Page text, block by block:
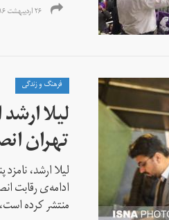
۲۶ اردیبهشت ۱۳۹۶
فرهنگ و زندگی
لیلا
تهران
لیلا ارشد،
ادامه‌ی رقابت
منتشر کرده